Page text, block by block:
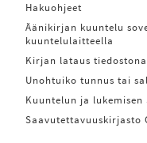
Hakuohjeet
Äänikirjan kuuntelu
kuuntelulaitteella
Kirjan lataus tiedostona
Unohtuiko tunnus tai
Kuuntelun ja
Saavutettavuuskirjasto